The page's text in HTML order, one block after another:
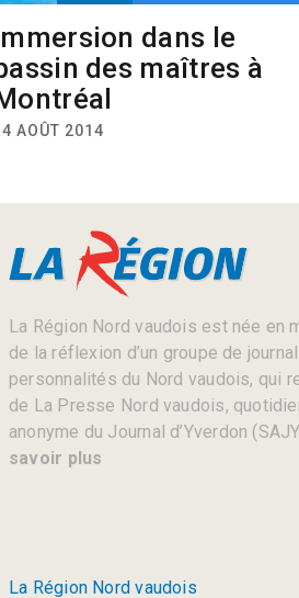
dans le
des maîtres à
AOÛT 2014
La Région Nord vaudois est née en
de la réflexion d’un groupe de
personnalités du Nord vaudois, qui
de La Presse Nord vaudois,
anonyme du Journal d’Yverdon
savoir plus
La Région Nord vaudois